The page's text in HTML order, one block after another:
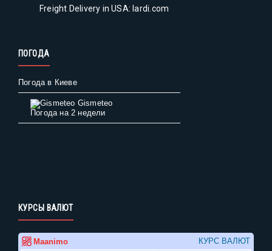
Freight Delivery in USA: lardi.com
ПОГОДА
Погода в Киеве
Gismeteo
Погода на 2 недели
КУРСЫ ВАЛЮТ